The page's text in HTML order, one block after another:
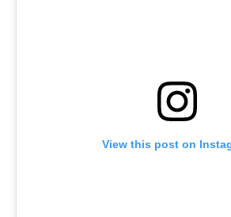
View this post on